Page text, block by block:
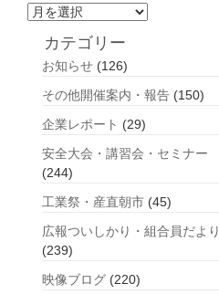
過
カテゴリー
お知らせ (126)
その他開催案内・報告 (150)
企業レポート (29)
安全大会・講習会・セミナー
(244)
工業祭・産直朝市 (45)
広報ついしかり・組合員だより
(239)
映像ブログ (220)